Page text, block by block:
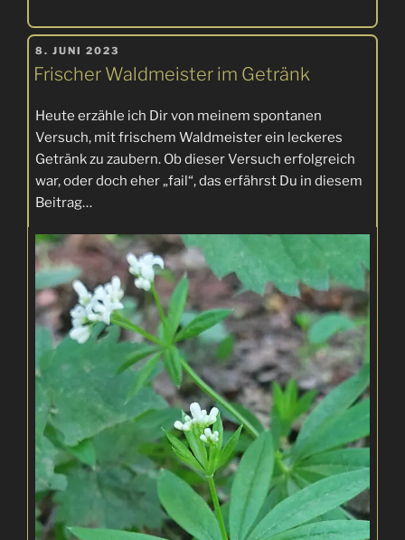
–
Vorhersage
des
Vegetationsbeginns“
VERÖFFENTLICHT
AM
8. JUNI 2023
Frischer Waldmeister im Getränk
Heute erzähle ich Dir von meinem spontanen
Versuch, mit frischem Waldmeister ein leckeres
Getränk zu zaubern. Ob dieser Versuch erfolgreich
war, oder doch eher „fail“, das erfährst Du in diesem
Beitrag…